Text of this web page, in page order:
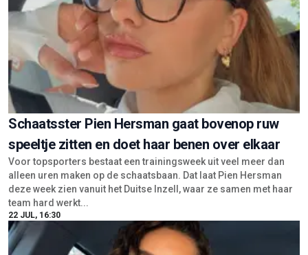
Schaatsster Pien Hersman gaat bovenop ruw
speeltje zitten en doet haar benen over elkaar
Voor topsporters bestaat een trainingsweek uit veel meer dan
alleen uren maken op de schaatsbaan. Dat laat Pien Hersman
deze week zien vanuit het Duitse Inzell, waar ze samen met haar
team hard werkt...
22 JUL, 16:30